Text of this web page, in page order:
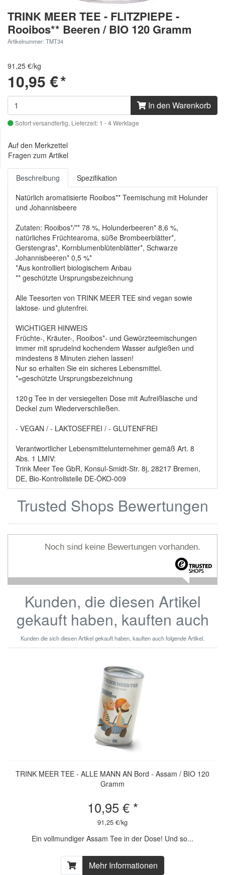
TRINK MEER TEE - FLITZPIEPE -
Rooibos** Beeren / BIO 120 Gramm
Artikelnummer: TMT34
91,25 €/kg
10,95 €*
In den Warenkorb
Sofort versandfertig, Lieferzeit: 1 - 4 Werktage
Auf den Merkzettel
Fragen zum Artikel
Beschreibung
Spezifikation
Natürlich aromatisierte Rooibos** Teemischung mit Holunder
und Johannisbeere
Zutaten: Rooibos*/** 78 %, Holunderbeeren* 8,6 %,
natürliches Früchtearoma, süße Brombeerblätter*,
Gerstengras*, Kornblumenblütenblätter*, Schwarze
Johannisbeeren* 0,5 %*
*Aus kontrolliert biologischem Anbau
** geschützte Ursprungsbezeichnung
Alle Teesorten von TRINK MEER TEE sind vegan sowie
laktose- und glutenfrei.
WICHTIGER HINWEIS
Früchte-, Kräuter-, Rooibos*- und Gewürzteemischungen
immer mit sprudelnd kochendem Wasser aufgießen und
mindestens 8 Minuten ziehen lassen!
Nur so erhalten Sie ein sicheres Lebensmittel.
*=geschützte Ursprungsbezeichnung
120 g Tee in der versiegelten Dose mit Aufreißlasche und
Deckel zum Wiederverschließen.
- VEGAN / - LAKTOSEFREI / - GLUTENFREI
Verantwortlicher Lebensmittelunternehmer gemäß Art. 8
Abs. 1 LMIV:
Trink Meer Tee GbR, Konsul-Smidt-Str. 8j, 28217 Bremen,
DE, Bio-Kontrollstelle DE-ÖKO-009
Trusted Shops Bewertungen
Noch sind keine Bewertungen vorhanden.
Kunden, die diesen Artikel
gekauft haben, kauften auch
Kunden die sich diesen Artikel gekauft haben, kauften auch folgende Artikel.
TRINK MEER TEE - ALLE MANN AN Bord - Assam / BIO 120
Gramm
10,95 € *
91,25 €/kg
Ein vollmundiger Assam Tee in der Dose! Und so...
Mehr Informationen